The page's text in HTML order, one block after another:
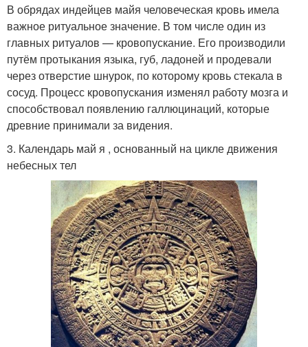
В обрядах индейцев майя человеческая кровь имела
важное ритуальное значение. В том числе один из
главных ритуалов — кровопускание. Его производили
путём протыкания языка, губ, ладоней и продевали
через отверстие шнурок, по которому кровь стекала в
сосуд. Процесс кровопускания изменял работу мозга и
способствовал появлению галлюцинаций, которые
древние принимали за видения.
3. Календарь май я , основанный на цикле движения
небесных тел